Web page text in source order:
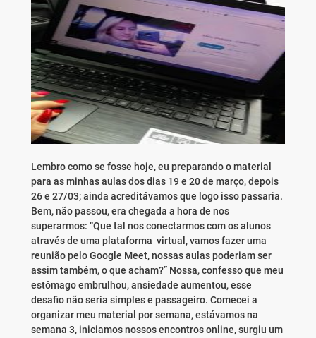
Lembro como se fosse hoje, eu preparando o material
para as minhas aulas dos dias 19 e 20 de março, depois
26 e 27/03; ainda acreditávamos que logo isso passaria.
Bem, não passou, era chegada a hora de nos
superarmos: “Que tal nos conectarmos com os alunos
através de uma plataforma virtual, vamos fazer uma
reunião pelo Google Meet, nossas aulas poderiam ser
assim também, o que acham?” Nossa, confesso que meu
estômago embrulhou, ansiedade aumentou, esse
desafio não seria simples e passageiro. Comecei a
organizar meu material por semana, estávamos na
semana 3, iniciamos nossos encontros online, surgiu um